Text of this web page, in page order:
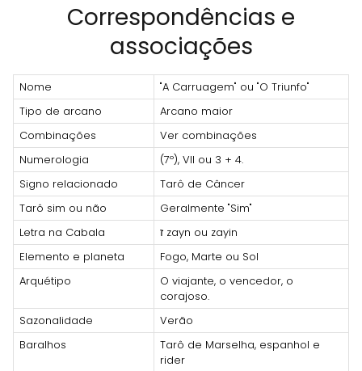
Correspondências e
associações
Nome
"A Carruagem" ou "O Triunfo"
Tipo de arcano
Arcano maior
Combinações
Ver combinações
Numerologia
(7º), VII ou 3 + 4.
Signo relacionado
Tarô de Câncer
Tarô sim ou não
Geralmente "Sim"
Letra na Cabala
ז zayn ou zayin
Elemento e planeta
Fogo, Marte ou Sol
Arquétipo
O viajante, o vencedor, o
corajoso.
Sazonalidade
Verão
Baralhos
Tarô de Marselha, espanhol e
rider